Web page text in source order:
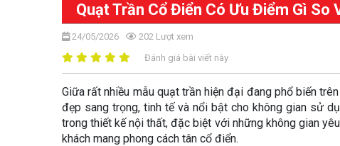
Quạt Trần Cổ Điển Có Ưu Điểm Gì So
24/05/2026 202 Lượt xem
Đánh giá bài viết này
Giữa rất nhiều mẫu quạt trần hiện đại đang phổ biến
đẹp sang trọng, tinh tế và nổi bật cho không gian sử
trong thiết kế nội thất, đặc biệt với những không gian
khách mang phong cách tân cổ điển.